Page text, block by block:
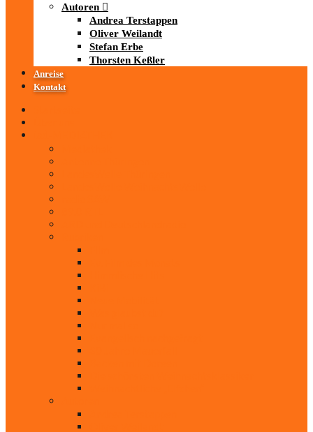
Autoren
Andrea Terstappen
Oliver Weilandt
Stefan Erbe
Thorsten Keßler
Anreise
Kontakt